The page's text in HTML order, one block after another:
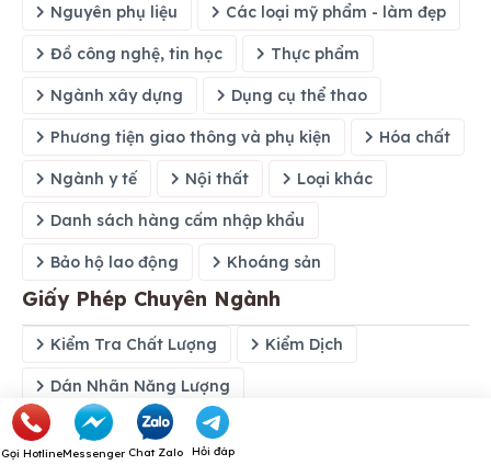
Nguyên phụ liệu Các loại mỹ phẩm - làm đẹp
Đồ công nghệ, tin học Thực phẩm
Ngành xây dựng Dụng cụ thể thao
Phương tiện giao thông và phụ kiện Hóa chất
Ngành y tế Nội thất Loại khác
Danh sách hàng cấm nhập khẩu
Bảo hộ lao động Khoáng sản
Giấy Phép Chuyên Ngành
Kiểm Tra Chất Lượng Kiểm Dịch
Dán Nhãn Năng Lượng
An Toàn Vệ Sinh Thực Phẩm
Gọi HotlineMessenger Chat Zalo Hỏi đáp